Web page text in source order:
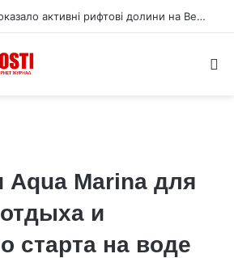
Моделювання показало активні рифтові долини на Венері
Aqua Marina для
и
старта на воде